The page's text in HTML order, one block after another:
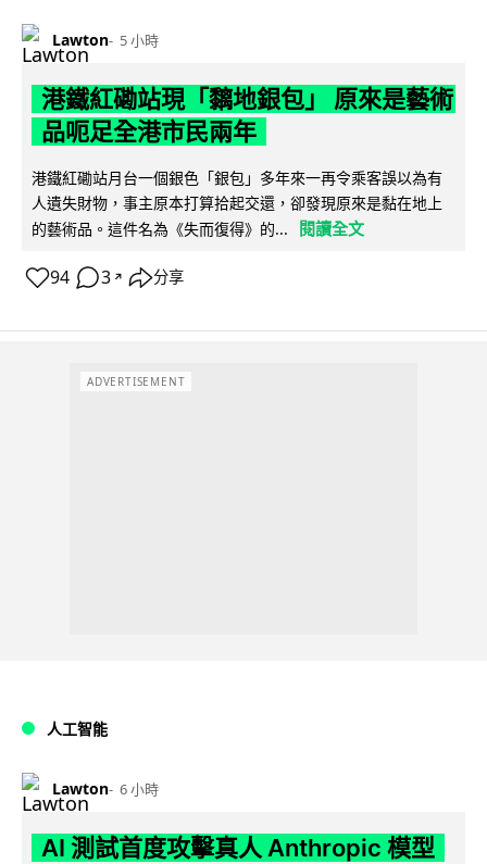
Lawton 5 小時
港鐵紅磡站現「黐地銀包」 原來是藝術
品呃足全港市民兩年
港鐵紅磡站月台一個銀色「銀包」多年來一再令乘客誤以為有
人遺失財物，事主原本打算拾起交還，卻發現原來是黏在地上
的藝術品。這件名為《失而復得》的...
閱讀全文
94 3 ↗ 分享
ADVERTISEMENT
人工智能
Lawton 6 小時
AI 測試首度攻擊真人 Anthropic 模型